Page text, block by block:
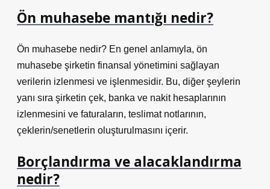
Ön muhasebe mantığı nedir?
Ön muhasebe nedir? En genel anlamıyla, ön
muhasebe şirketin finansal yönetimini sağlayan
verilerin izlenmesi ve işlenmesidir. Bu, diğer şeylerin
yanı sıra şirketin çek, banka ve nakit hesaplarının
izlenmesini ve faturaların, teslimat notlarının,
çeklerin/senetlerin oluşturulmasını içerir.
Borçlandırma ve alacaklandırma
nedir?